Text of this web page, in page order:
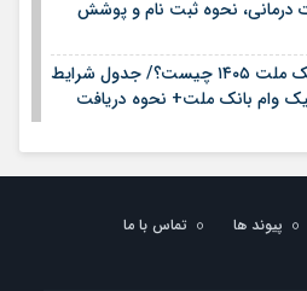
۱۴۰۵، خدمات درمانی، نحوه ثبت نام و پوشش
نیک وام بانک ملت ۱۴۰۵ چیست؟/ جدول شرایط
وام بانک ملت+ نحوه دریافت
وام قرض الحسنه ۱۴۰۵ | شرایط دریافت، مبلغ وام،پیوند ها
تماس با ما